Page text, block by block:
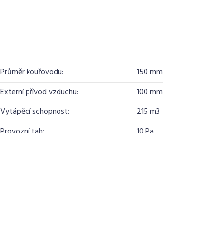
Průměr kouřovodu:
150 mm
Externí přívod vzduchu:
100 mm
Vytápěcí schopnost:
215 m3
Provozní tah:
10 Pa